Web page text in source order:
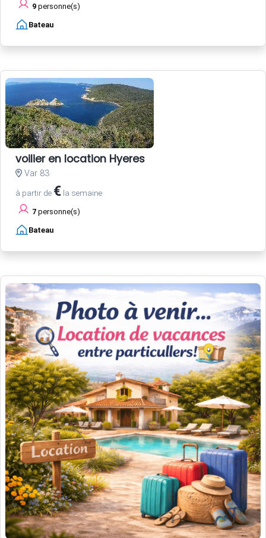
9 personne(s)
Bateau
voilier en location Hyeres
Var 83
à partir de € la semaine
7 personne(s)
Bateau